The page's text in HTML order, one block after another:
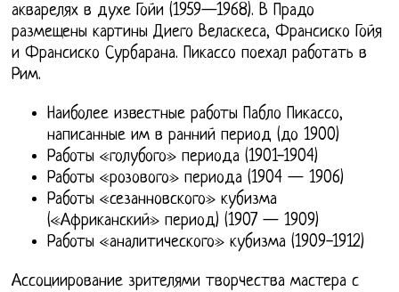
акварелях в духе Гойи (1959—1968). В Прадо
размещены картины Диего Веласкеса, Франсиско Гойя
и Франсиско Сурбарана. Пикассо поехал работать в
Рим.
Наиболее известные работы Пабло Пикассо,
написанные им в ранний период (до 1900)
Работы «голубого» периода (1901-1904)
Работы «розового» периода (1904 — 1906)
Работы «сезанновского» кубизма
(«Африканский» период) (1907 — 1909)
Работы «аналитического» кубизма (1909-1912)
Ассоциирование зрителями творчества мастера с